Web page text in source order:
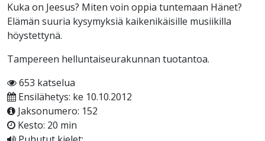
Kuka on Jeesus? Miten voin oppia tuntemaan Hänet?
Elämän suuria kysymyksiä kaikenikäisille musiikilla
höystettynä.
Tampereen helluntaiseurakunnan tuotantoa.
653 katselua
Ensilähetys: ke 10.10.2012
Jaksonumero: 152
Kesto: 20 min